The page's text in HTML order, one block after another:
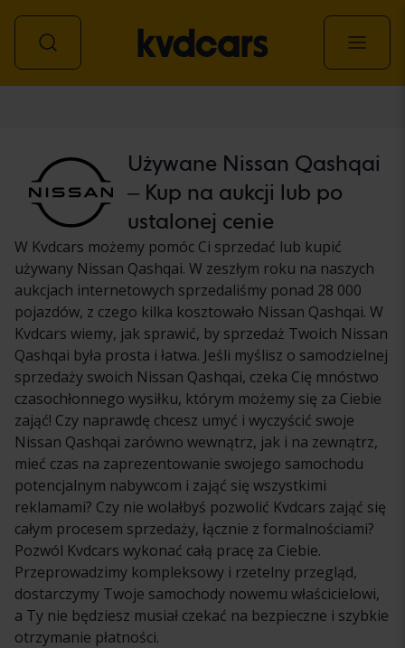
Używane Nissan Qashqai
– Kup na aukcji lub po
ustalonej cenie
W Kvdcars możemy pomóc Ci sprzedać lub kupić
używany Nissan Qashqai. W zeszłym roku na naszych
aukcjach internetowych sprzedaliśmy ponad 28 000
pojazdów, z czego kilka kosztowało Nissan Qashqai. W
Kvdcars wiemy, jak sprawić, by sprzedaż Twoich Nissan
Qashqai była prosta i łatwa. Jeśli myślisz o samodzielnej
sprzedaży swoich Nissan Qashqai, czeka Cię mnóstwo
czasochłonnego wysiłku, którym możemy się za Ciebie
zająć! Czy naprawdę chcesz umyć i wyczyścić swoje
Nissan Qashqai zarówno wewnątrz, jak i na zewnątrz,
mieć czas na zaprezentowanie swojego samochodu
potencjalnym nabywcom i zająć się wszystkimi
reklamami? Czy nie wolałbyś pozwolić Kvdcars zająć się
całym procesem sprzedaży, łącznie z formalnościami?
Pozwól Kvdcars wykonać całą pracę za Ciebie.
Przeprowadzimy kompleksowy i rzetelny przegląd,
dostarczymy Twoje samochody nowemu właścicielowi,
a Ty nie będziesz musiał czekać na bezpieczne i szybkie
otrzymanie płatności.